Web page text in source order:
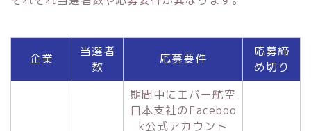
企業
当選者
数
応募要件
応募締
め切り
期間中にエバー航空
日本支社のFaceboo
k公式アカウント